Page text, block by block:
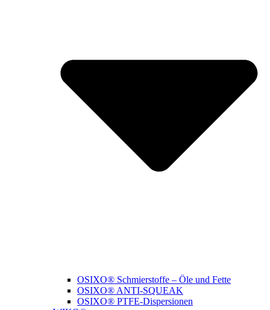
OSIXO® Schmierstoffe – Öle und Fette
OSIXO® ANTI-SQUEAK
OSIXO® PTFE-Dispersionen